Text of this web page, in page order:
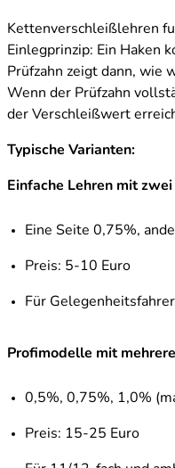
Kettenverschleißlehren
Einlegprinzip: Ein Haken
Prüfzahn zeigt dann, wie
Wenn der Prüfzahn
der Verschleißwert
Typische Varianten:
Einfache Lehren mit
Eine Seite 0,75%,
Preis: 5-10 Euro
Für
Profimodelle mit
0,5%, 0,75%, 1,0%
Preis: 15-25 Euro